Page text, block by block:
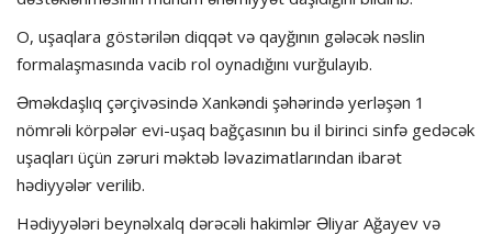
O, uşaqlara göstərilən diqqət və qayğının gələcək nəslin
formalaşmasında vacib rol oynadığını vurğulayıb.
Əməkdaşlıq çərçivəsində Xankəndi şəhərində yerləşən 1
nömrəli körpələr evi-uşaq bağçasının bu il birinci sinfə gedəcək
uşaqları üçün zəruri məktəb ləvazimatlarından ibarət
hədiyyələr verilib.
Hədiyyələri beynəlxalq dərəcəli hakimlər Əliyar Ağayev və